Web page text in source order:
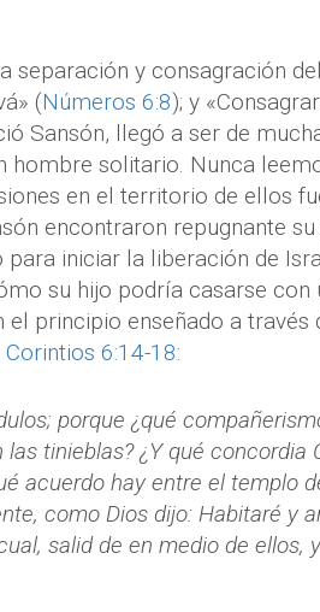
y consagración
(Números 6:8); y
Sansón, llegó a ser de
solitario. Nunca
en el territorio de ellos
encontraron repugnante
iniciar la liberación de
su hijo podría casarse con
principio enseñado a través
Corintios 6:14-18:
porque ¿qué
tinieblas? ¿Y qué concordia
acuerdo hay entre el templo
como Dios dijo: Habitaré y
salid de en medio de ellos,